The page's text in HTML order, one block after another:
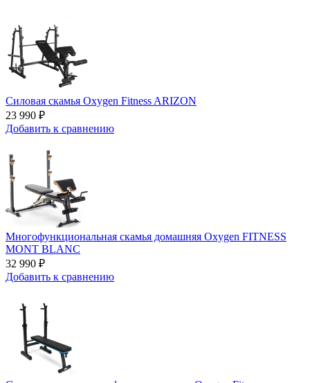
Силовая скамья Oxygen Fitness ARIZON
23 990 ₽
Добавить к сравнению
Многофункциональная скамья домашняя Oxygen FITNESS
MONT BLANC
32 990 ₽
Добавить к сравнению